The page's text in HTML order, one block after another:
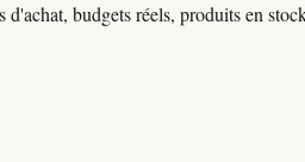
budgets réels, produits en